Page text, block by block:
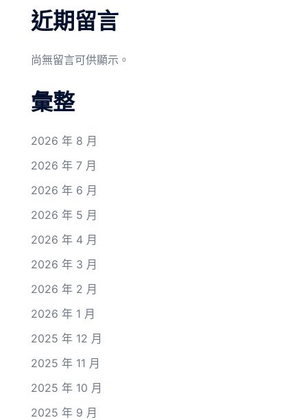
近期留言
尚無留言可供顯示。
彙整
2026 年 8 月
2026 年 7 月
2026 年 6 月
2026 年 5 月
2026 年 4 月
2026 年 3 月
2026 年 2 月
2026 年 1 月
2025 年 12 月
2025 年 11 月
2025 年 10 月
2025 年 9 月